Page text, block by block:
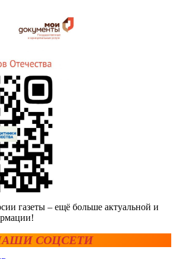
газеты – ещё больше актуальной и
СОЦСЕТИ